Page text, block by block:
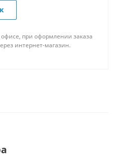
при оформлении заказа
интернет-магазин.